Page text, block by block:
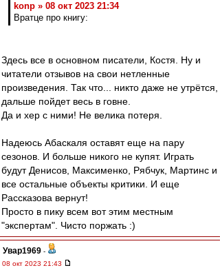
konp » 08 окт 2023 21:34
Вратце про книгу:
Здесь все в основном писатели, Костя. Ну и
читатели отзывов на свои нетленные
произведения. Так что... никто даже не утрётся,
дальше пойдет весь в говне.
Да и хер с ними! Не велика потеря.
Надеюсь Абаскаля оставят еще на пару
сезонов. И больше никого не купят. Играть
будут Денисов, Максименко, Рябчук, Мартинс и
все остальные объекты критики. И еще
Рассказова вернут!
Просто в пику всем вот этим местным
"экспертам". Чисто поржать :)
Увар1969 -
08 окт 2023 21:43